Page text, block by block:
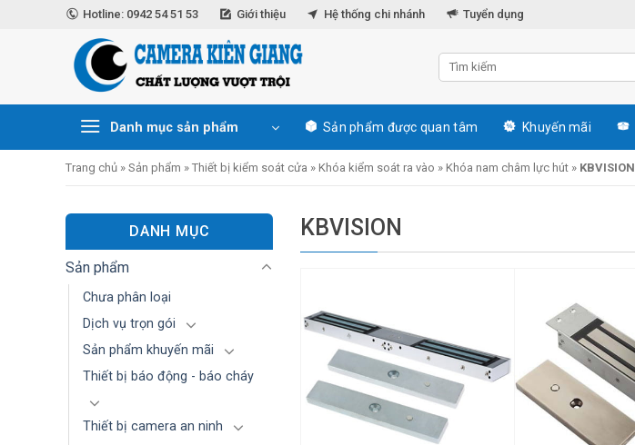
Hotline: 0942 54 51 53 Giới thiệu Hệ thống chi nhánh Tuyển dụng
Danh mục sản phẩm Sản phẩm được quan tâm Khuyến mãi
Trang chủ » Sản phẩm » Thiết bị kiểm soát cửa » Khóa kiểm soát ra vào » Khóa nam châm lực hút » KBVISION
DANH MỤC
Sản phẩm
Chưa phân loại
Dịch vụ trọn gói
Sản phẩm khuyến mãi
Thiết bị báo động - báo cháy
Thiết bị camera an ninh
KBVISION